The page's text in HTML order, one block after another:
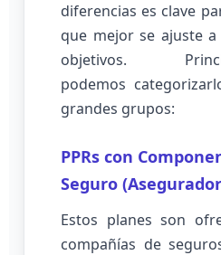
diferencias es clave
que mejor se ajuste
objetivos.
podemos
grandes grupos:
PPRs con
Seguro
Estos planes son
compañías de